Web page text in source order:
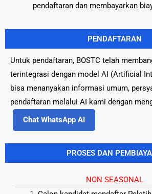
pendaftaran dan membayarkan
PENDAFTARAN
Untuk pendaftaran, BOSTC telah
terintegrasi dengan model AI (Artificial
bisa menanyakan informasi umum,
pendaftaran melalui AI kami dengan
Chat WhatsApp AI
PROSES DAN
NON SEASONAL